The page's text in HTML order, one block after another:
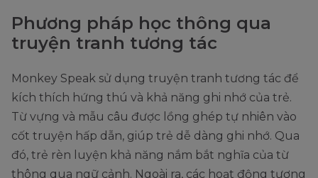
Phương pháp học thông qua
truyện tranh tương tác
Monkey Speak sử dụng truyện tranh tương tác để
kích thích hứng thú và khả năng ghi nhớ của trẻ.
Từ vựng và mẫu câu được lồng ghép tự nhiên vào
cốt truyện hấp dẫn, giúp trẻ dễ dàng ghi nhớ. Qua
đó, trẻ rèn luyện khả năng nắm bắt nghĩa của từ
thông qua ngữ cảnh. Ngoài ra, các hoạt động tương